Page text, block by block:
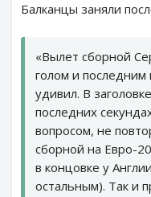
Балканцы заняли
«Вылет сборной
голом и последним
удивил. В
последних
вопросом, не
сборной на Евро-
в концовке у
остальным). Так и